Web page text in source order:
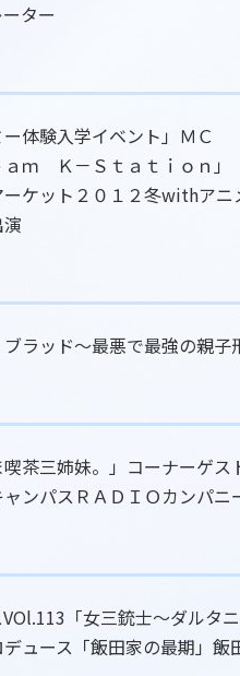
ター
ー体験入学イベント」ＭＣ
ｍ Ｋ－Ｓｔａｔｉｏｎ」
ケット２０１２冬withアニ
ラッド～最悪で最強の親
茶三姉妹。」コーナーゲス
ンパスＲＡＤＩＯカンパニ
「女三銃士～ダルタ
ュース「飯田家の最期」飯